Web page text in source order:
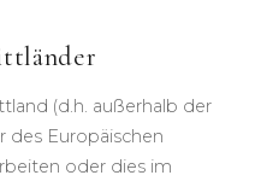
(d.h. außerhalb der
des Europäischen
oder dies im